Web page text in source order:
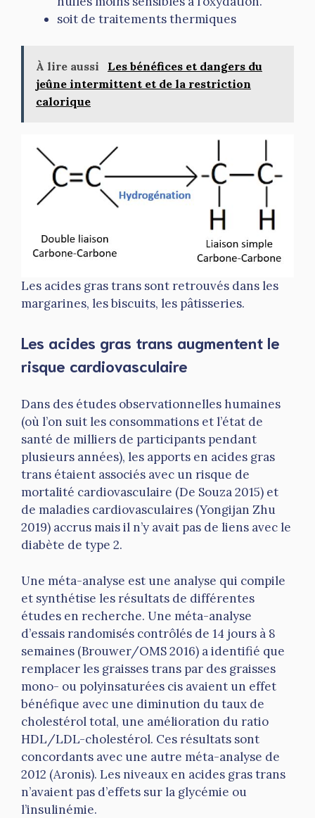
soit de traitements thermiques
À lire aussi
Les bénéfices et dangers du
jeûne intermittent et de la restriction
calorique
Les acides gras trans sont retrouvés dans les
margarines, les biscuits, les pâtisseries.
Les acides gras trans augmentent le
risque cardiovasculaire
Dans des études observationnelles humaines
(où l’on suit les consommations et l’état de
santé de milliers de participants pendant
plusieurs années), les apports en acides gras
trans étaient associés avec un risque de
mortalité cardiovasculaire (De Souza 2015) et
de maladies cardiovasculaires (Yongijan Zhu
2019) accrus mais il n’y avait pas de liens avec le
diabète de type 2.
Une méta-analyse est une analyse qui compile
et synthétise les résultats de différentes
études en recherche. Une méta-analyse
d’essais randomisés contrôlés de 14 jours à 8
semaines (Brouwer/OMS 2016) a identifié que
remplacer les graisses trans par des graisses
mono- ou polyinsaturées cis avaient un effet
bénéfique avec une diminution du taux de
cholestérol total, une amélioration du ratio
HDL/LDL-cholestérol. Ces résultats sont
concordants avec une autre méta-analyse de
2012 (Aronis). Les niveaux en acides gras trans
n’avaient pas d’effets sur la glycémie ou
l’insulinémie.